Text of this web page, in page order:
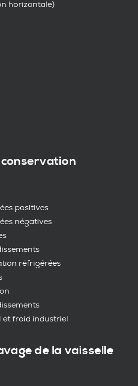
horizontale)
positives
négatives
réfrigérées
et froid industriel
de la vaisselle